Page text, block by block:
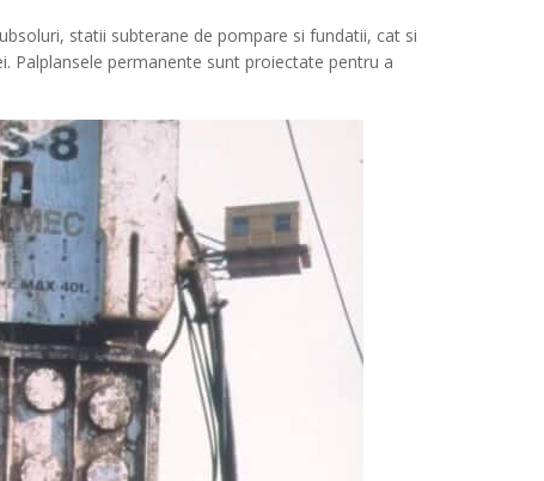
statii subterane de pompare si fundatii, cat si
Palplansele permanente sunt proiectate pentru a